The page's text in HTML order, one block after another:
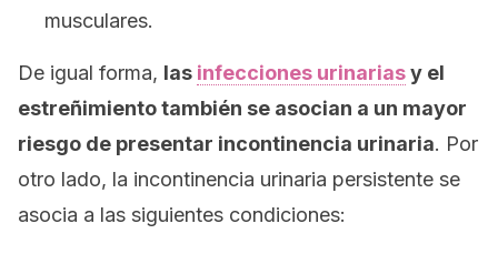
musculares.
De igual forma, las infecciones urinariasy el
estreñimiento también se asocian a un mayor
riesgo de presentar incontinencia urinaria. Por
otro lado, la incontinencia urinaria persistente se
asocia a las siguientes condiciones: